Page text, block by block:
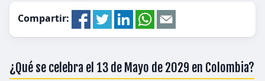
Compartir:
¿Qué se celebra el 13 de Mayo de 2029 en Colombia?